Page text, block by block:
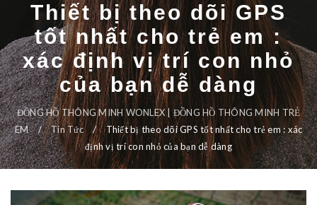
Thiết bị theo dõi GPS
tốt nhất cho trẻ em :
xác định vị trí con nhỏ
của bạn dễ dàng
ĐỒNG HỒ THÔNG MINH WONLEX | ĐỒNG HỒ THÔNG MINH TRẺ
EM
/ Tin Tức /
Thiết bị theo dõi GPS tốt nhất cho trẻ em : xác
định vị trí con nhỏ của bạn dễ dàng